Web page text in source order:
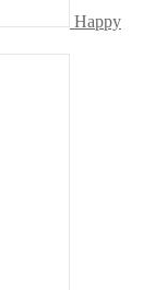
Happy